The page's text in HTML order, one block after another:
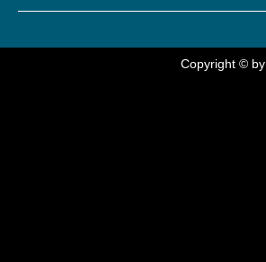
Copyright © by